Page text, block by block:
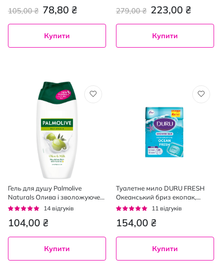
78,80 ₴
105,00 ₴
Купити
223,00 ₴
279,00 ₴
Купити
Гель для душу Palmolive
Naturals Олива і зволожуюче
молочко 250 мл
Рейтинг:
14 відгуків
104,00 ₴
Купити
Туалетне мило DURU FRESH
Океанський бриз екопак,
4*150 г
Рейтинг:
11 відгуків
154,00 ₴
Купити